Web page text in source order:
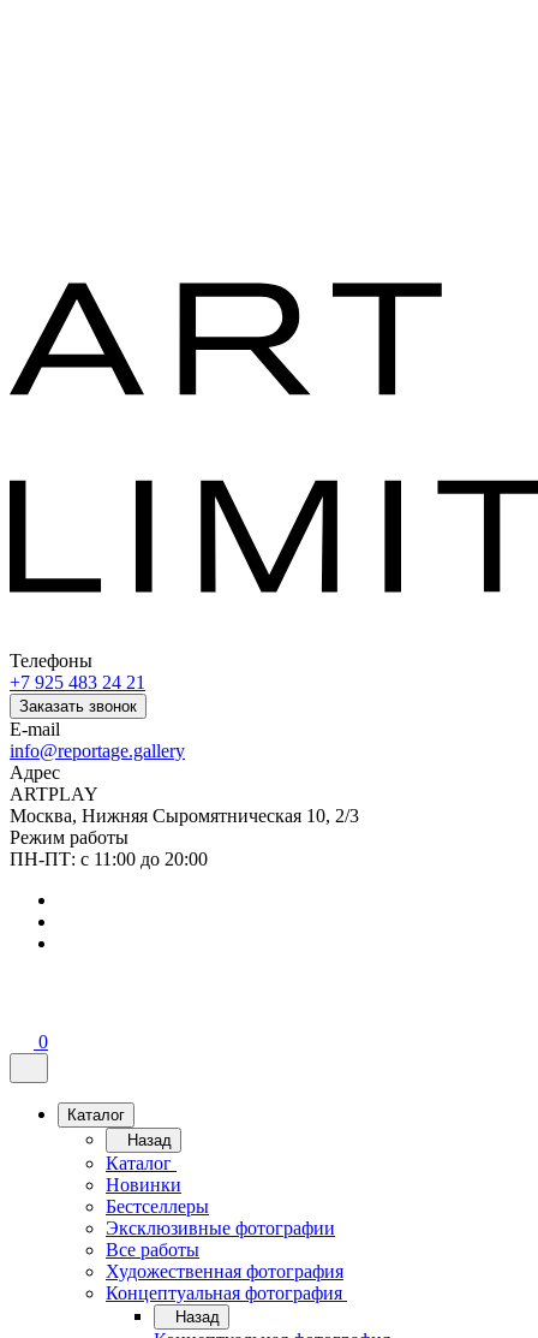
Телефоны
+7 925 483 24 21
Заказать звонок
E-mail
info@reportage.gallery
Адрес
ARTPLAY
Москва, Нижняя Сыромятническая 10, 2/3
Режим работы
ПН-ПТ: с 11:00 до 20:00
0
Каталог
Назад
Каталог
Новинки
Бестселлеры
Эксклюзивные фотографии
Все работы
Художественная фотография
Концептуальная фотография
Назад